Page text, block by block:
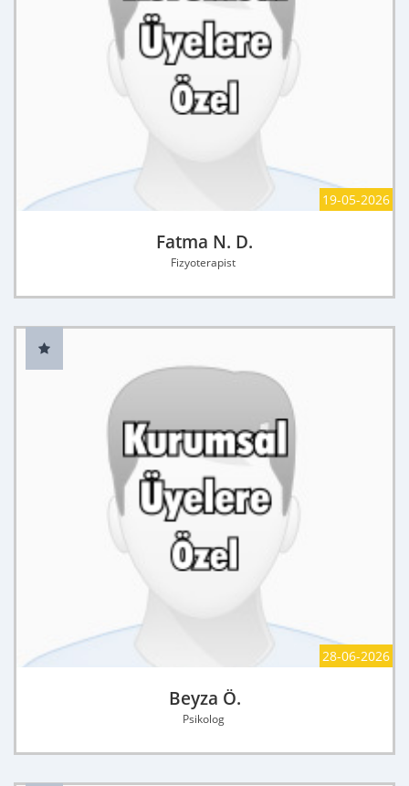
19-05-2026
Fatma N. D.
Fizyoterapist
28-06-2026
Beyza Ö.
Psikolog